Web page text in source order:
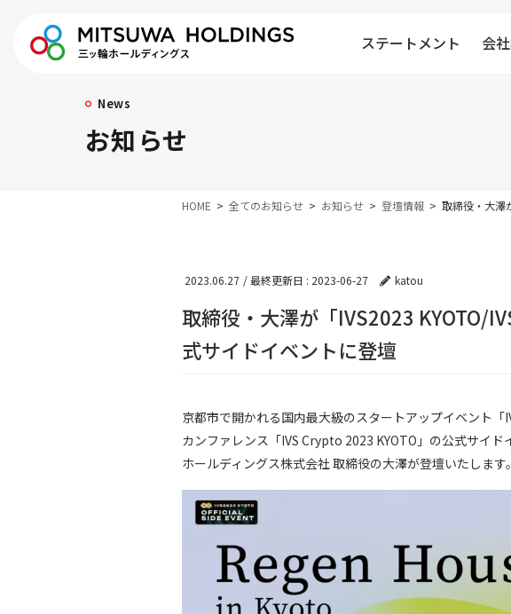
ステートメント 会
News
お知らせ
HOME 全てのお知らせ お知らせ 登壇情報 取締役・大澤
2023.06.27 / 最終更新日 : 2023-06-27 katou
取締役・大澤が「IVS2023 KYOTO/
式サイドイベントに登壇
京都市で開かれる国内最大級のスタートアップイベント「
カンファレンス「IVS Crypto 2023 KYOTO」の公式サイ
ホールディングス株式会社 取締役の大澤が登壇いたします。